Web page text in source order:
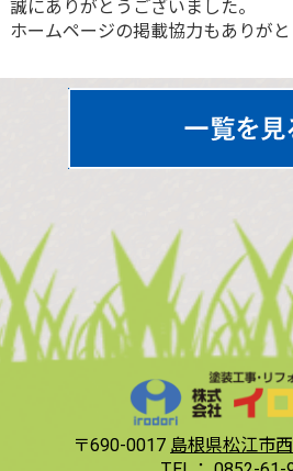
誠にありがとうございました。
ホームページの掲載協力もありがと
〒690-0017 島根県松江市